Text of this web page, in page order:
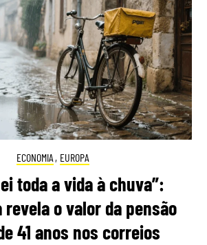
ECONOMIA , EUROPA
toda a vida à chuva”:
o valor da pensão
41 anos nos correios